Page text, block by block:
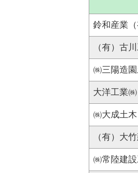
鈴和産業（
（有）古
㈱三陽造
大洋工業㈱
㈱大成土木
（有）大
㈱常陸建